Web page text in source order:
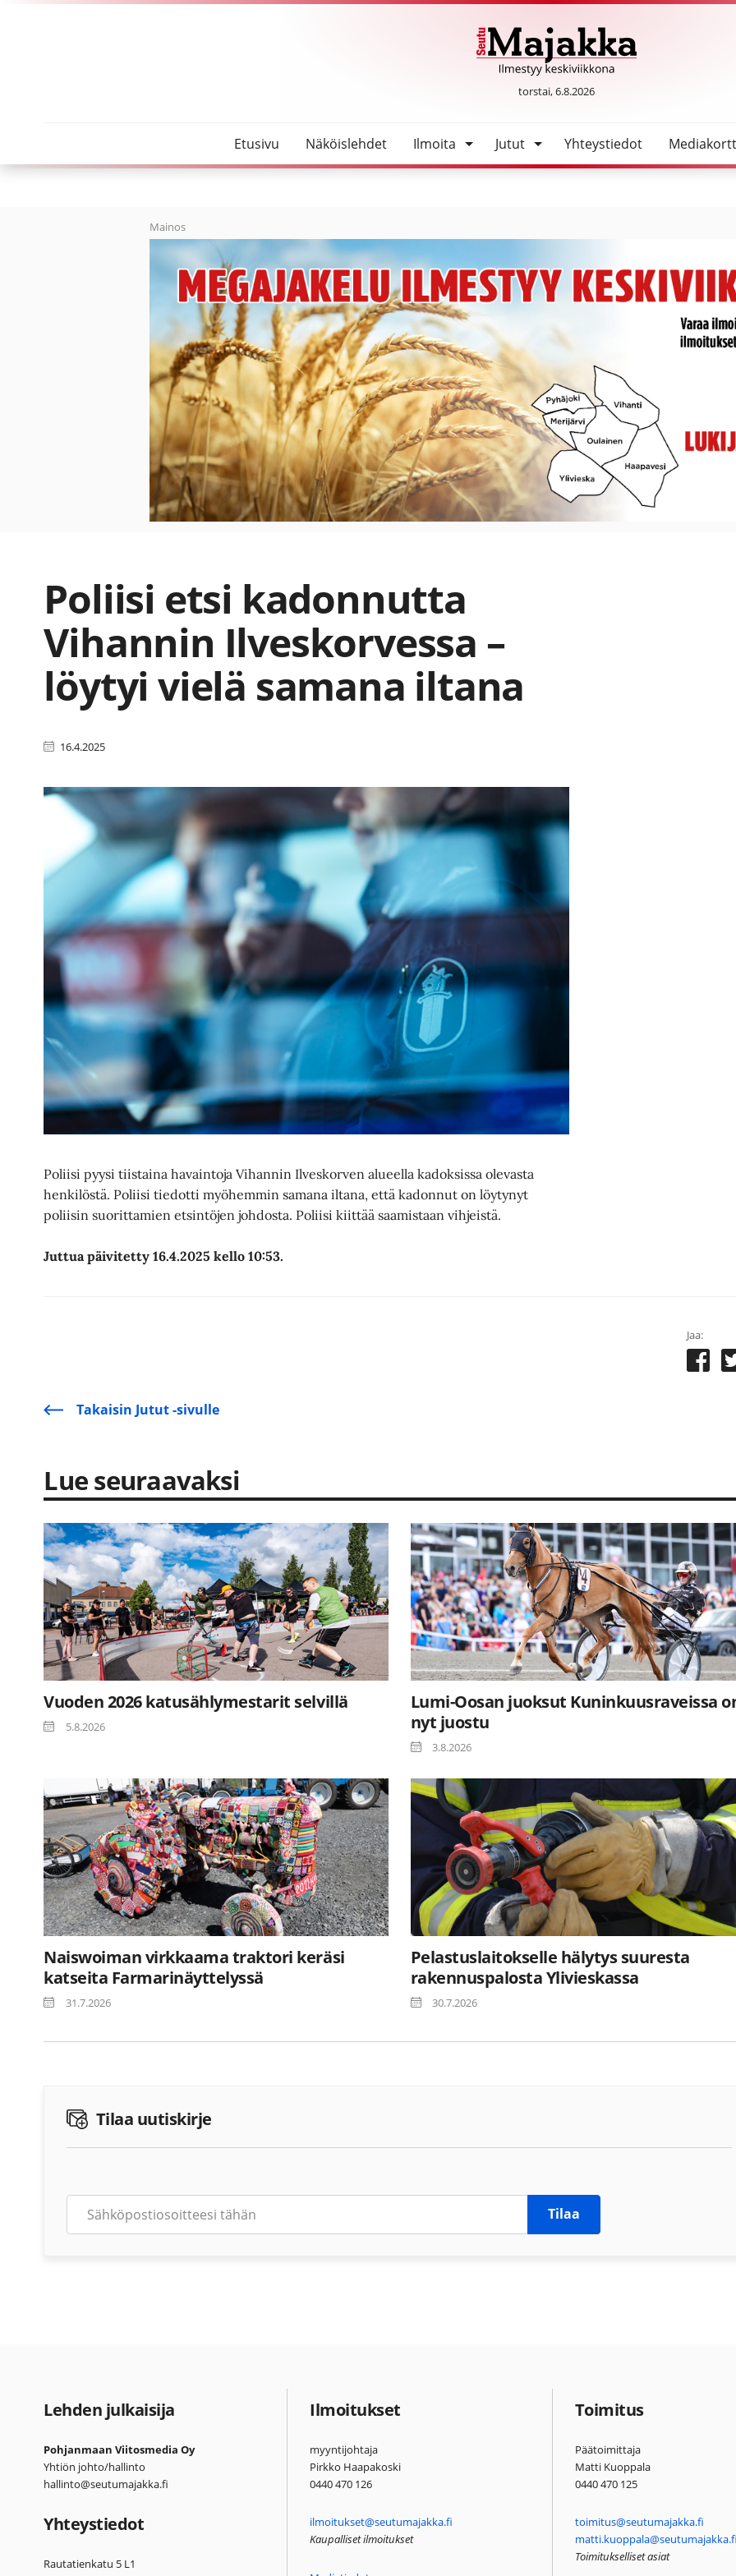
SeutuMajakka
torstai, 6.8.2026
Etusivu Näköislehdet Ilmoita Jutut Yhteystiedot
Mainos
Poliisi etsi kadonnutta
Vihannin Ilveskorvessa –
löytyi vielä samana iltana
16.4.2025
Poliisi pyysi tiistaina havaintoja Vihannin Ilveskorven alueella kadoksissa olevasta
henkilöstä. Poliisi tiedotti myöhemmin samana iltana, että kadonnut on löytynyt
poliisin suorittamien etsintöjen johdosta. Poliisi kiittää saamistaan vihjeistä.
Juttua päivitetty 16.4.2025 kello 10:53.
Jaa:
Takaisin Jutut -sivulle
Lue seuraavaksi
Vuoden 2026 katusählymestarit selvillä
5.8.2026
Lumi-Oosan juoksut Kuninkuusraveissa
nyt juostu
3.8.2026
Naiswoiman virkkaama traktori keräsi
katseita Farmarinäyttelyssä
31.7.2026
Pelastuslaitokselle hälytys suuresta
rakennuspalosta Ylivieskassa
30.7.2026
Tilaa uutiskirje
Tilaa
Lehden julkaisija
Pohjanmaan Viitosmedia Oy
Yhtiön johto/hallinto
hallinto@seutumajakka.fi
Yhteystiedot
Rautatienkatu 5 L1
Ilmoitukset
myyntijohtaja
Pirkko Haapakoski
0440 470 126
ilmoitukset@seutumajakka.fi
Kaupalliset ilmoitukset
Toimitus
Päätoimittaja
Matti Kuoppala
0440 470 125
toimitus@seutumajakka.fi
Toimitukselliset asiat